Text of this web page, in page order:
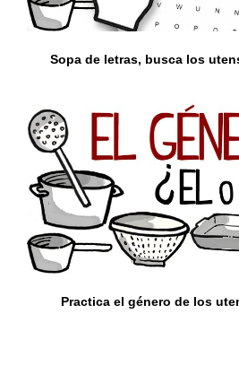
Sopa de letras, busca los
Practica el género de los